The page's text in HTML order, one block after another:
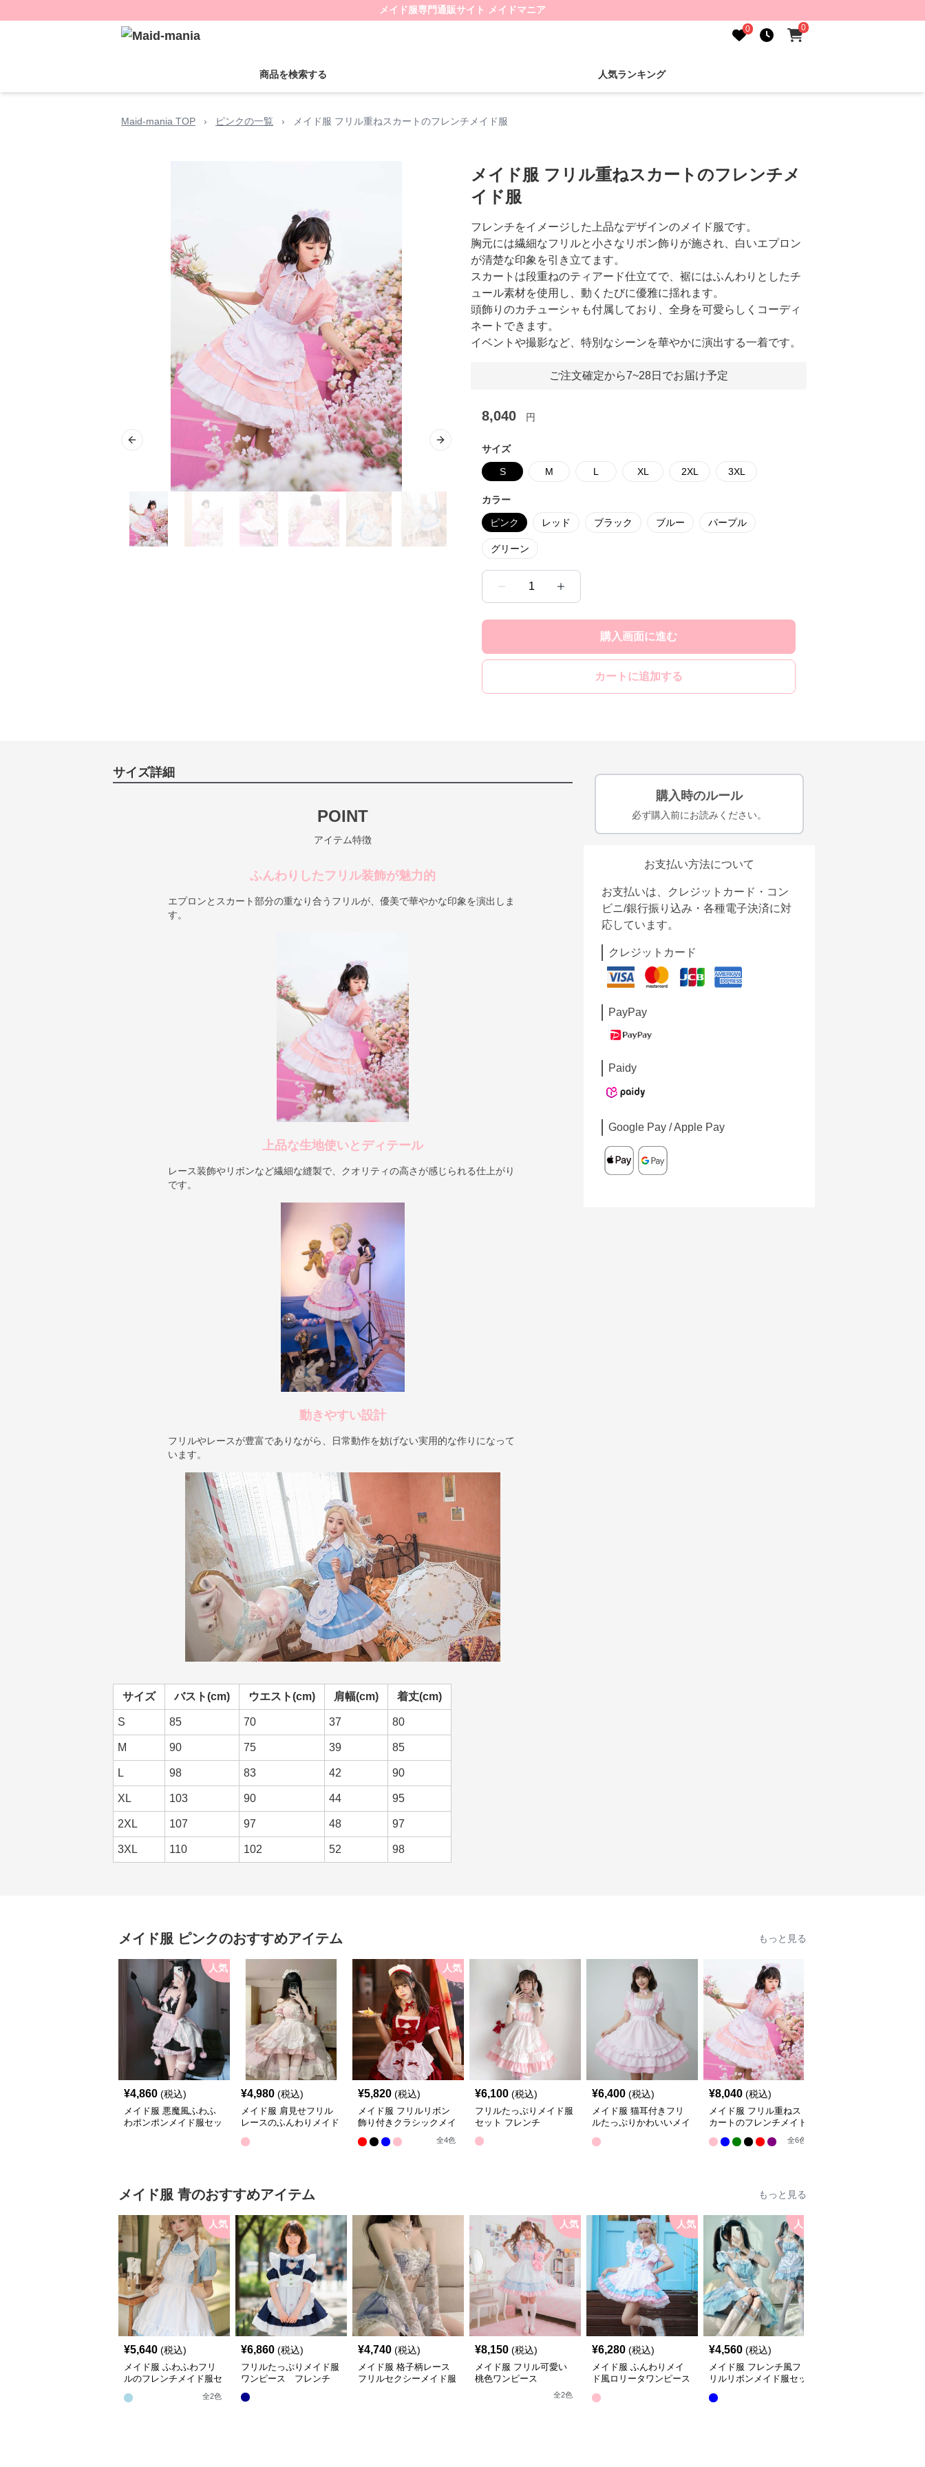
メイド服専門通販サイト メイドマニア
0 0
商品を検索する 人気ランキング
Maid-mania TOP › ピンクの一覧 › メイド服 フリル重ねスカートのフレンチメイド服
Previous slide Next slide
メイド服 フリル重ねスカートのフレンチメ
イド服
フレンチをイメージした上品なデザインのメイド服です。
胸元には繊細なフリルと小さなリボン飾りが施され、白いエプロン
が清楚な印象を引き立てます。
スカートは段重ねのティアード仕立てで、裾にはふんわりとしたチ
ュール素材を使用し、動くたびに優雅に揺れます。
頭飾りのカチューシャも付属しており、全身を可愛らしくコーディ
ネートできます。
イベントや撮影など、特別なシーンを華やかに演出する一着です。
ご注文確定から7~28日でお届け予定
8,040 円
サイズ
S M L XL 2XL 3XL
カラー
ピンク レッド ブラック ブルー パープル
グリーン
1
購入画面に進む
カートに追加する
サイズ詳細
POINT
アイテム特徴
ふんわりしたフリル装飾が魅力的
エプロンとスカート部分の重なり合うフリルが、優美で華やかな印象を演出しま
す。
上品な生地使いとディテール
レース装飾やリボンなど繊細な縫製で、クオリティの高さが感じられる仕上がり
です。
動きやすい設計
フリルやレースが豊富でありながら、日常動作を妨げない実用的な作りになって
います。
サイズ バスト(cm) ウエスト(cm) 肩幅(cm) 着丈(cm)
S 85 70 37 80
M 90 75 39 85
L 98 83 42 90
XL 103 90 44 95
2XL 107 97 48 97
3XL 110 102 52 98
購入時のルール
必ず購入前にお読みください。
お支払い方法について
お支払いは、クレジットカード・コン
ビニ/銀行振り込み・各種電子決済に対
応しています。
クレジットカード
PayPay
Paidy
Google Pay / Apple Pay
メイド服 ピンクのおすすめアイテム もっと見る
人気
¥4,860 (税込)
メイド服 悪魔風ふわふ
わポンポンメイド服セッ
¥4,980 (税込)
メイド服 肩見せフリル
レースのふんわりメイド
人気
¥5,820 (税込)
メイド服 フリルリボン
飾り付きクラシックメイ
全4色
¥6,100 (税込)
フリルたっぷりメイド服
セット フレンチ
¥6,400 (税込)
メイド服 猫耳付きフリ
ルたっぷりかわいいメイ
¥8,040 (税込)
メイド服 フリル重ねス
カートのフレンチメイド
全6色
メイド服 青のおすすめアイテム もっと見る
人気
¥5,640 (税込)
メイド服 ふわふわフリ
ルのフレンチメイド服セ
全2色
¥6,860 (税込)
フリルたっぷりメイド服
ワンピース フレンチ
¥4,740 (税込)
メイド服 格子柄レース
フリルセクシーメイド服
人気
¥8,150 (税込)
メイド服 フリル可愛い
桃色ワンピース
全2色
人気
¥6,280 (税込)
メイド服 ふんわりメイ
ド風ロリータワンピース
人気
¥4,560 (税込)
メイド服 フレンチ風フ
リルリボンメイド服セッ